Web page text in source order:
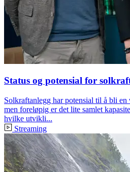
Status og potensial for
Solkraftanlegg har potensial til å bli
men foreløpig er det lite samlet
hvilke utvikli...
Streaming